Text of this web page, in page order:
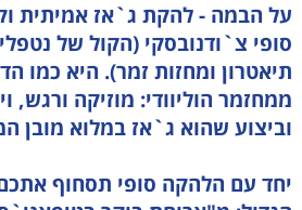
על הבמה - להקת ג`אז אמיתית
סופי צ`ודנובסקי (הקול של
תיאטרון ומחזות זמר). היא כמו
ממחזמר הוליוודי: מוזיקה ורגש,
וביצוע שהוא ג`אז במלוא מובן
יחד עם הלהקה סופי תסחוף